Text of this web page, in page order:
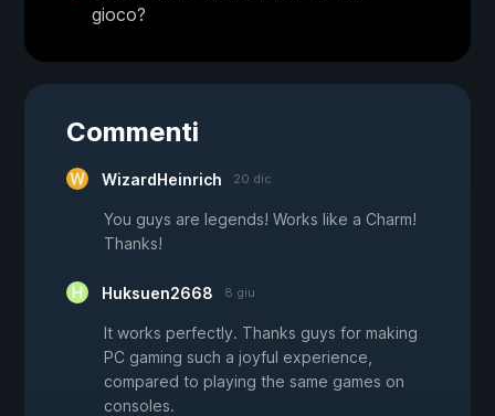
gioco?
Commenti
WizardHeinrich 20 dic
You guys are legends! Works like a Charm!
Thanks!
Huksuen2668 8 giu
It works perfectly. Thanks guys for making
PC gaming such a joyful experience,
compared to playing the same games on
consoles.